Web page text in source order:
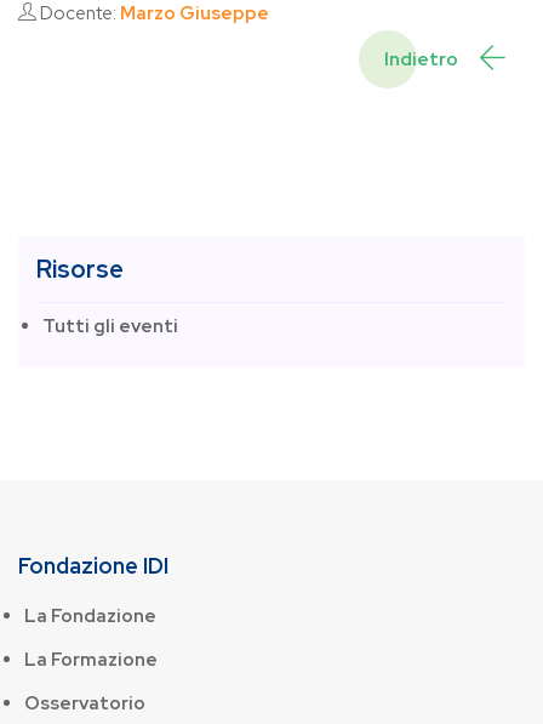
Docente: Marzo Giuseppe
Indietro
Risorse
Tutti gli eventi
Fondazione IDI
La Fondazione
La Formazione
Osservatorio